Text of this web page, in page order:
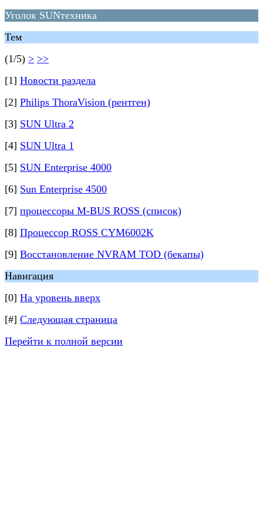
Уголок SUNтехника
Тем
(1/5) > >>
[1] Новости раздела
[2] Philips ThoraVision (рентген)
[3] SUN Ultra 2
[4] SUN Ultra 1
[5] SUN Enterprise 4000
[6] Sun Enterprise 4500
[7] процессоры M-BUS ROSS (список)
[8] Процессор ROSS CYM6002K
[9] Восстановление NVRAM TOD (бекапы)
Навигация
[0] На уровень вверх
[#] Следующая страница
Перейти к полной версии